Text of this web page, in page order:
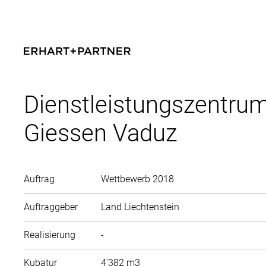
Giessen Vaduz
Auftrag Wettbewerb 2018
Auftraggeber Land Liechtenstein
Realisierung -
Kubatur 4'382 m3